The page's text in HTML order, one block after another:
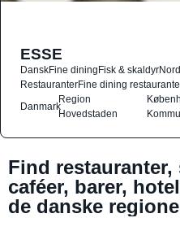
ESSE
DanskFine diningFisk & skaldyr
RestauranterFine dining
Danmark
Region
Hovedstaden
Find restauranter,
caféer, barer,
de danske